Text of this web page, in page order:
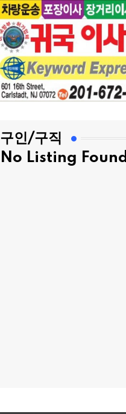
구인/구직
No Listing